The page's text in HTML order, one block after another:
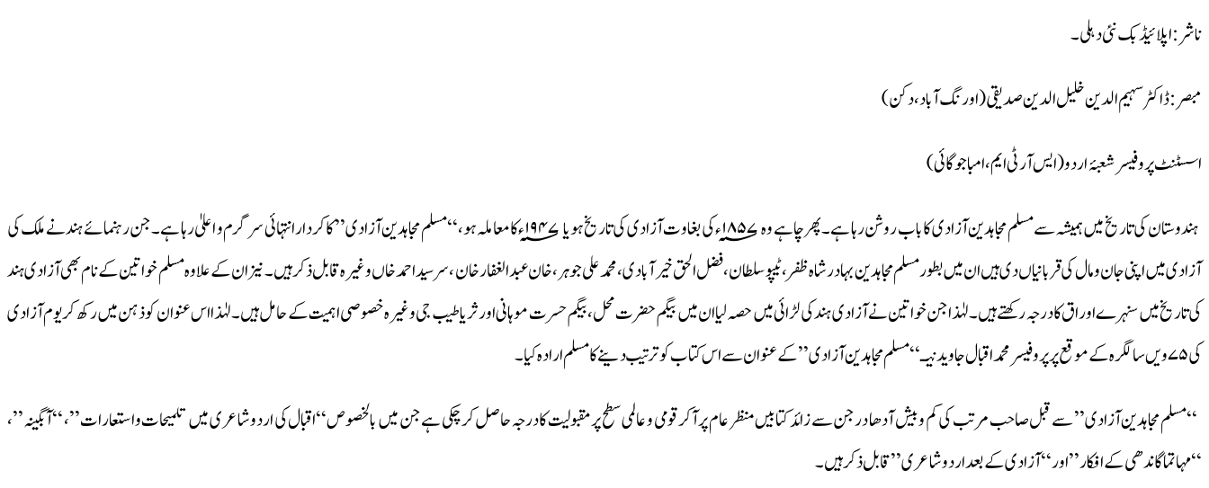
ناشر : اپلائیڈ بک نئی دہلی۔
مبصر : ڈاکٹر سہیم الدین خلیل الدین صدیقی (اورنگ آباد ،دکن)
اسسٹنٹ پروفیسر شعبۂ اردو(ایس آر ٹی ایم، امباجوگائی)
ہندوستان کی تاریخ میں ہمیشہ سے مسلم مجاہدین آزادی کا باب روشن رہا ہے۔ پھر چاہے وہ ۱۸۵۷؁ءکی بغاوت آزادی کی تاریخ ہو یا ۱۹۴۷؁ء کا معاملہ ہو،‘‘ مسلم مجاہدین آزادی’’ کا کردارانتہائی سرگرم و اعلیٰ رہا ہے۔جن رہنمائے ہند نے ملک کی
آزادی میں اپنی جان و مال کی قربانیاں دی ہیں ان میں بطورمسلم مجاہدین بہادرشاہ ظفر، ٹیپو سلطان، فضل الحق خیرآبادی ، محمدعلی جوہر، خان عبدالغفار خان ، سرسید احمد خاں وغیرہ قابل ذکرہیں۔نیز ان کے علاوہ مسلم خواتین کے نام بھی آزادی ہند
کی تاریخ میں سنہرے اوراق کا درجہ رکھتے ہیں۔لہٰذاجن خواتین نے آزادی ہند کی لڑائی میں حصہ لیا ان میں بیگم حضرت محل، بیگم حسرت موہانی اور ثریا طیب جی وغیرہ خصوصی اہمیت کے حامل ہیں۔لہٰذا اس عنوان کو ذہن میں رکھ کر یوم آزادی
کی ۷۵ویں سالگرہ کے موقع پر پروفیسرمحمد اقبال جاویدنیـ‘‘مسلم مجاہدین آزادی’’ کے عنوان سے اس کتاب کو ترتیب دینے کا مسلم ارادہ کیا۔
‘‘مسلم مجاہدین آزادی’’ سے قبل صاحب مرتب کی کم و بیش آدھا درجن سے زائد کتابیں منظر عام پر آکرقومی و عالمی سطح پر مقبولیت کادرجہ حاصل کر چکی ہے جن میں بالخصوص‘‘اقبال کی اردو شاعری میں تلمیحات واستعارات’’، ‘‘آبگینہ’’،
‘‘مہاتماگاندھی کے افکار’’اور‘‘ آزادی کے بعد اردو شاعر ی ’’ قابل ذکر ہیں۔